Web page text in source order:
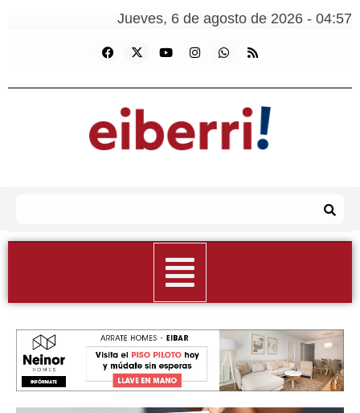
Jueves, 6 de agosto de 2026 - 04:57